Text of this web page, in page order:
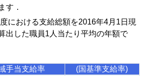
す．
における支給総額を2016年4月1日現
出した職員1人当たり平均の年額で
手当支給率
(国基準支給率)